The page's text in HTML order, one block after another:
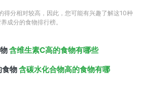
得分相对较高，因此，您可能有兴趣了解这10种
成分的食物排行榜。
含维生素C高的食物有哪些
食物含碳水化合物高的食物有哪